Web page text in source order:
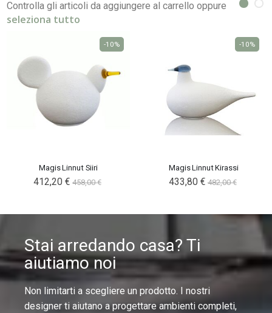
Controlla gli articoli da aggiungere al carrello oppure
seleziona tutto
Magis Linnut Siiri
Special
Price
412,20 € 458,00 €
-10%
Magis Linnut Kirassi
Special
Price
433,80 € 482,00 €
-10%
Stai arredando casa? Ti
aiutiamo noi
Non limitarti a scegliere un prodotto. I nostri
designer ti aiutano a progettare ambienti completi,